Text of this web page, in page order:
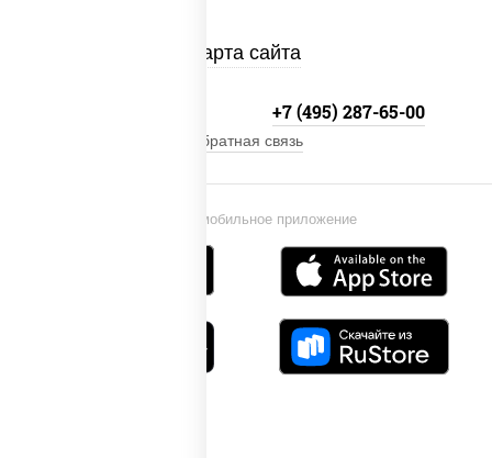
Карта сайта
Установи мобильное приложение
+7 (495) 287-65-00
Обратная связь